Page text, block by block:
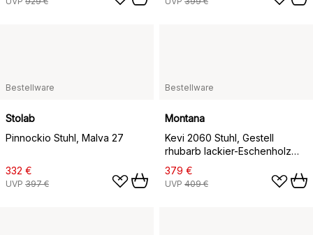
lackiert
Bestellware
Stolab
Pinnockio Stuhl, Malva 27
332 €
UVP 397 €
Bestellware
Montana
Kevi 2060 Stuhl, Gestell
rhubarb lackier-Eschenholz
gebeizt
379 €
UVP 409 €